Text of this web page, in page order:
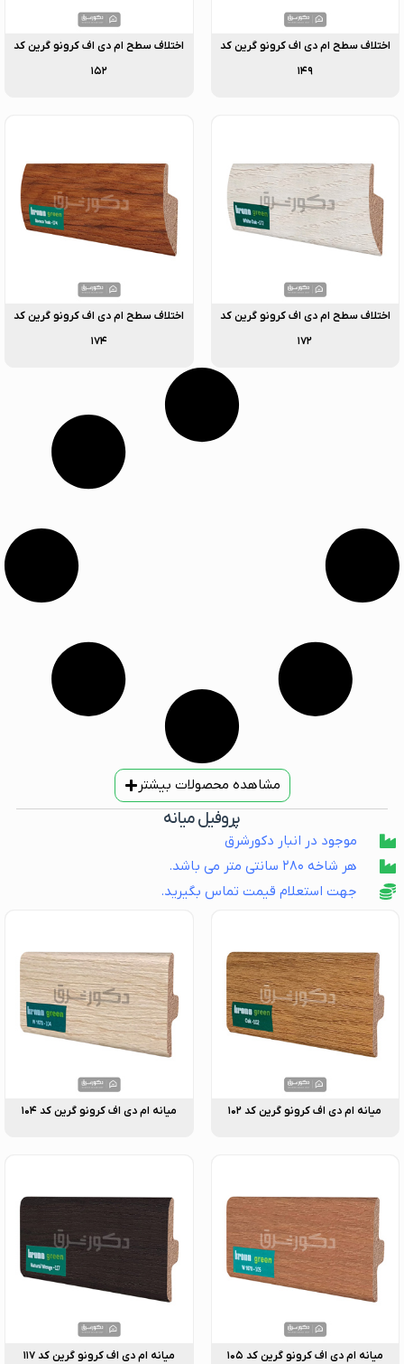
اختلاف سطح ام دی اف کرونو گرین کد
۱۴۹
اختلاف سطح ام دی اف کرونو گرین کد
۱۵۲
اختلاف سطح ام دی اف کرونو گرین کد
۱۷۲
اختلاف سطح ام دی اف کرونو گرین کد
۱۷۴
مشاهده محصولات بیشتر
پروفیل میانه
موجود در انبار دکورشرق
هر شاخه ۲۸۰ سانتی متر می باشد.
جهت استعلام قیمت تماس بگیرید.
میانه ام دی اف کرونو گرین کد ۱۰۲ میانه ام دی اف کرونو گرین کد ۱۰۴
میانه ام دی اف کرونو گرین کد ۱۰۵ میانه ام دی اف کرونو گرین کد ۱۱۷